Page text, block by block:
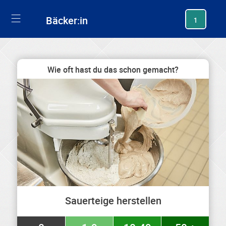
Bäcker:in 1
Wie oft hast du das schon gemacht?
Sauerteige herstellen